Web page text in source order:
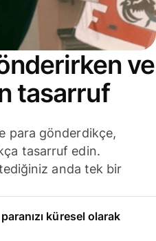
ve
tasarruf
para gönderdikçe,
tasarruf edin.
anda tek bir
küresel olarak